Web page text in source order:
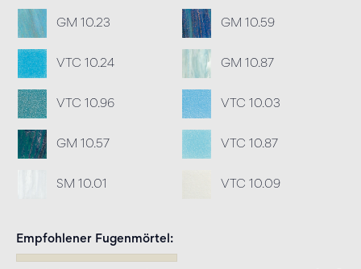
GM 10.23 GM 10.59
VTC 10.24 GM 10.87
VTC 10.96 VTC 10.03
GM 10.57 VTC 10.87
SM 10.01 VTC 10.09
Empfohlener Fugenmörtel